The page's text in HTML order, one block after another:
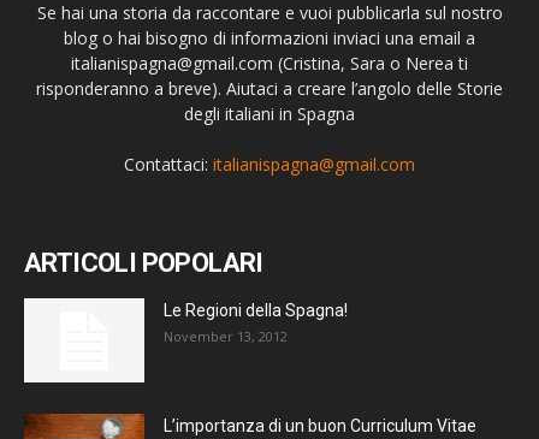
Se hai una storia da raccontare e vuoi pubblicarla sul nostro
blog o hai bisogno di informazioni inviaci una email a
italianispagna@gmail.com (Cristina, Sara o Nerea ti
risponderanno a breve). Aiutaci a creare l’angolo delle Storie
degli italiani in Spagna
Contattaci: italianispagna@gmail.com
ARTICOLI POPOLARI
Le Regioni della Spagna!
November 13, 2012
L’importanza di un buon Curriculum Vitae